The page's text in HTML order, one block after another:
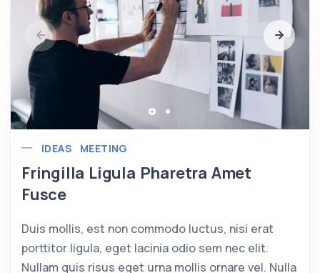
IDEAS MEETING
Fringilla Ligula Pharetra Amet
Fusce
Duis mollis, est non commodo luctus, nisi erat
porttitor ligula, eget lacinia odio sem nec elit.
Nullam quis risus eget urna mollis ornare vel. Nulla